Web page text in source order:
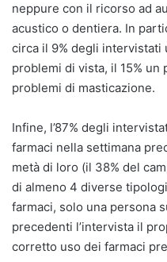
neppure con il ricorso ad
acustico o dentiera. In
circa il 9% degli
problemi di vista, il 15% un
problemi di masticazione.
Infine, l’87% degli
farmaci nella settimana
metà di loro (il 38% del
di almeno 4 diverse
farmaci, solo una persona
precedenti l’intervista il
corretto uso dei farmaci